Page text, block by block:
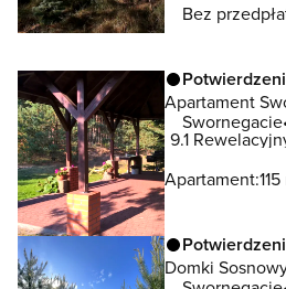
Bez
Apartament
Swornegacie
9.1
Apartament:
Domki